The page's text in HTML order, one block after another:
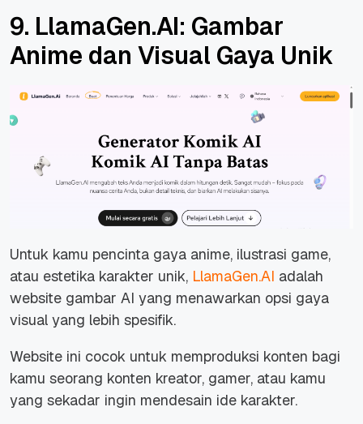
9. LlamaGen.AI: Gambar
Anime dan Visual Gaya Unik
Untuk kamu pencinta gaya anime, ilustrasi game,
atau estetika karakter unik, LlamaGen.AI adalah
website gambar AI yang menawarkan opsi gaya
visual yang lebih spesifik.
Website ini cocok untuk memproduksi konten bagi
kamu seorang konten kreator, gamer, atau kamu
yang sekadar ingin mendesain ide karakter.